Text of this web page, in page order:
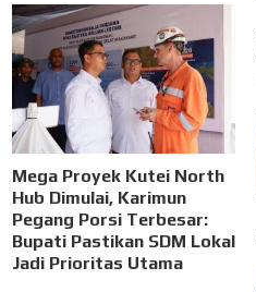
Mega Proyek Kutei North
Hub Dimulai, Karimun
Pegang Porsi Terbesar:
Bupati Pastikan SDM Lokal
Jadi Prioritas Utama